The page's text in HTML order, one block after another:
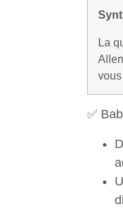
La
✅